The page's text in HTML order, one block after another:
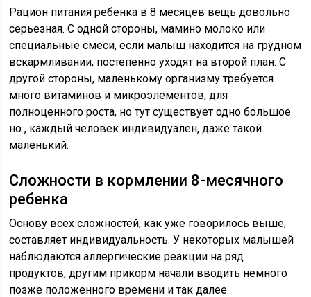
Рацион питания ребенка в 8 месяцев вещь довольно
серьезная. С одной стороны, мамино молоко или
специальные смеси, если малыш находится на грудном
вскармливании, постепенно уходят на второй план. С
другой стороны, маленькому организму требуется
много витаминов и микроэлементов, для
полноценного роста, но тут существует одно большое
но , каждый человек индивидуален, даже такой
маленький.
Сложности в кормлении 8-месячного
ребенка
Основу всех сложностей, как уже говорилось выше,
составляет индивидуальность. У некоторых малышей
наблюдаются аллергические реакции на ряд
продуктов, другим прикорм начали вводить немного
позже положенного времени и так далее.